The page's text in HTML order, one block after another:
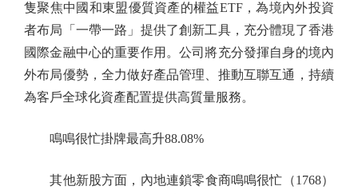
隻聚焦中國和東盟優質資產的權益ETF，為境內外投資
者布局「一帶一路」提供了創新工具，充分體現了香港
國際金融中心的重要作用。公司將充分發揮自身的境內
外布局優勢，全力做好產品管理、推動互聯互通，持續
為客戶全球化資產配置提供高質量服務。
鳴鳴很忙掛牌最高升88.08%
其他新股方面，內地連鎖零食商鳴鳴很忙（1768）